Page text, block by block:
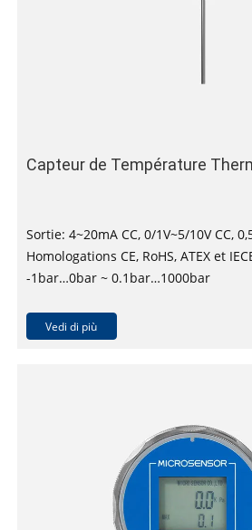
Capteur de Température
Sortie: 4~20mA CC, 0/1V~5/10V CC,
Homologations CE, RoHS, ATEX et
-1bar…0bar ~ 0.1bar…1000bar
Vedi di più